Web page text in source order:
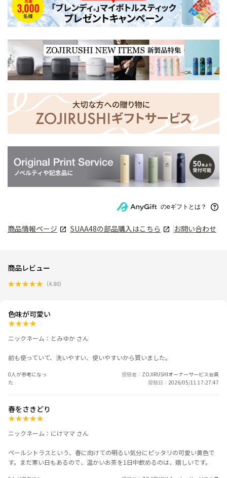
のeギフトとは？
商品情報ページ SUAA48の部品購入はこちら お問い合わせ
商品レビュー
★★★★★ （4.80）
色味が可愛い
★★★★
ニックネーム：とみゆか さん
前も使っていて、洗いやすい、使いやすいから買いました。
0人が参考になっ
た
投稿者
ZOJIRUSHIオーナーサービス会員
投稿日
2026/05/11 17:27:47
春をさきどり
★★★★★
ニックネーム：にけママ さん
ペールシトラスという、春に向けての明るい気分にピッタリの可愛い黄色で
す。まだ寒い日もあるので、温かいお茶を1日中飲めるのは、嬉しいです。